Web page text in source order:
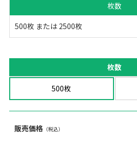
枚数
500枚 または 2500枚
枚数
500枚
販売価格（税込）